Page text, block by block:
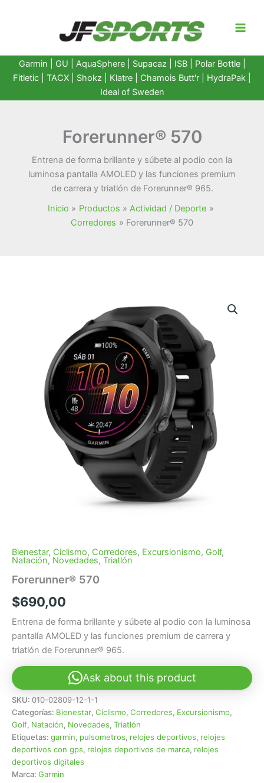
Garmin GU AquaSphere| Supacaz | ISB | Polar Bottle|
Fitletic
TACX Shokz Klatre Chamois Butt'r HydraPak
Ideal of Sweden
Forerunner® 570
Entrena de forma brillante y súbete al podio con la
luminosa pantalla AMOLED y las funciones premium
de carrera y triatlón de Forerunner® 965.
Inicio
Productos
Actividad / Deporte
Corredores
Forerunner® 570
Bienestar, Ciclismo, Corredores, Excursionismo, Golf,
Natación, Novedades, Triatlón
Forerunner® 570
$690,00
Entrena de forma brillante y súbete al podio con la luminosa
pantalla AMOLED y las funciones premium de carrera y
triatlón de Forerunner® 965.
Ask about this product
SKU: 010-02809-12-1-1
Categorías: Bienestar, Ciclismo, Corredores, Excursionismo,
Golf, Natación, Novedades, Triatlón
Etiquetas: garmin, pulsometros, relojes deportivos, relojes
deportivos con gps, relojes deportivos de marca, relojes
deportivos digitales
Marca: Garmin